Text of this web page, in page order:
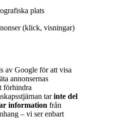
plats
(klick, visningar)
av Google för att visa
annonsernas
förhindra
tarinte del
information från
– vi ser enbart